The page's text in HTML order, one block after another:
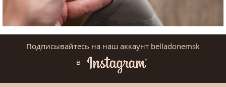
Подписывайтесь на наш аккаунт belladonemsk
в